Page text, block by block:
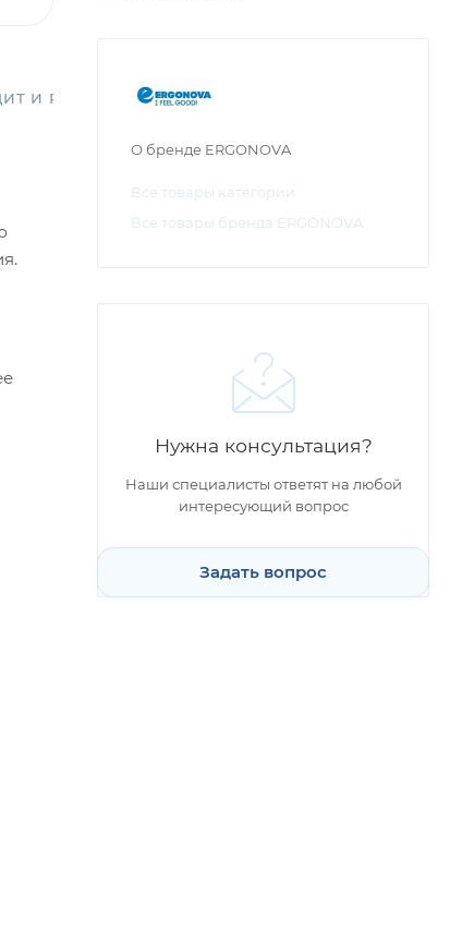
И РАССРОЧКА
О бренде ERGONOVA
Все товары категории
Все товары бренда ERGONOVA
Нужна консультация?
Наши специалисты ответят на любой
интересующий вопрос
Задать вопрос